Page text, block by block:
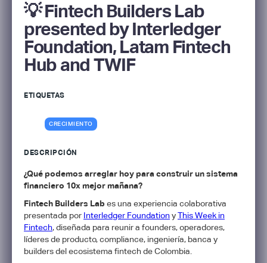
💡 Fintech Builders Lab
presented by Interledger
Foundation, Latam Fintech
Hub and TWIF
ETIQUETAS
CRECIMIENTO
DESCRIPCIÓN
¿Qué podemos arreglar hoy para construir un sistema
financiero 10x mejor mañana?
Fintech Builders Lab es una experiencia colaborativa
presentada por Interledger FoundationyThis Week in
Fintech, diseñada para reunir a founders, operadores,
líderes de producto, compliance, ingeniería, banca y
builders del ecosistema fintech de Colombia.